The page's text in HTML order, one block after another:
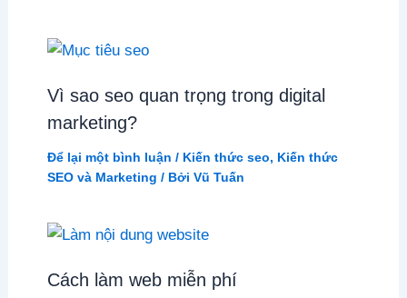
Vì sao seo quan trọng trong digital
marketing?
Để lại một bình luận / Kiến thức seo, Kiến thức
SEO và Marketing / Bởi Vũ Tuấn
Cách làm web miễn phí